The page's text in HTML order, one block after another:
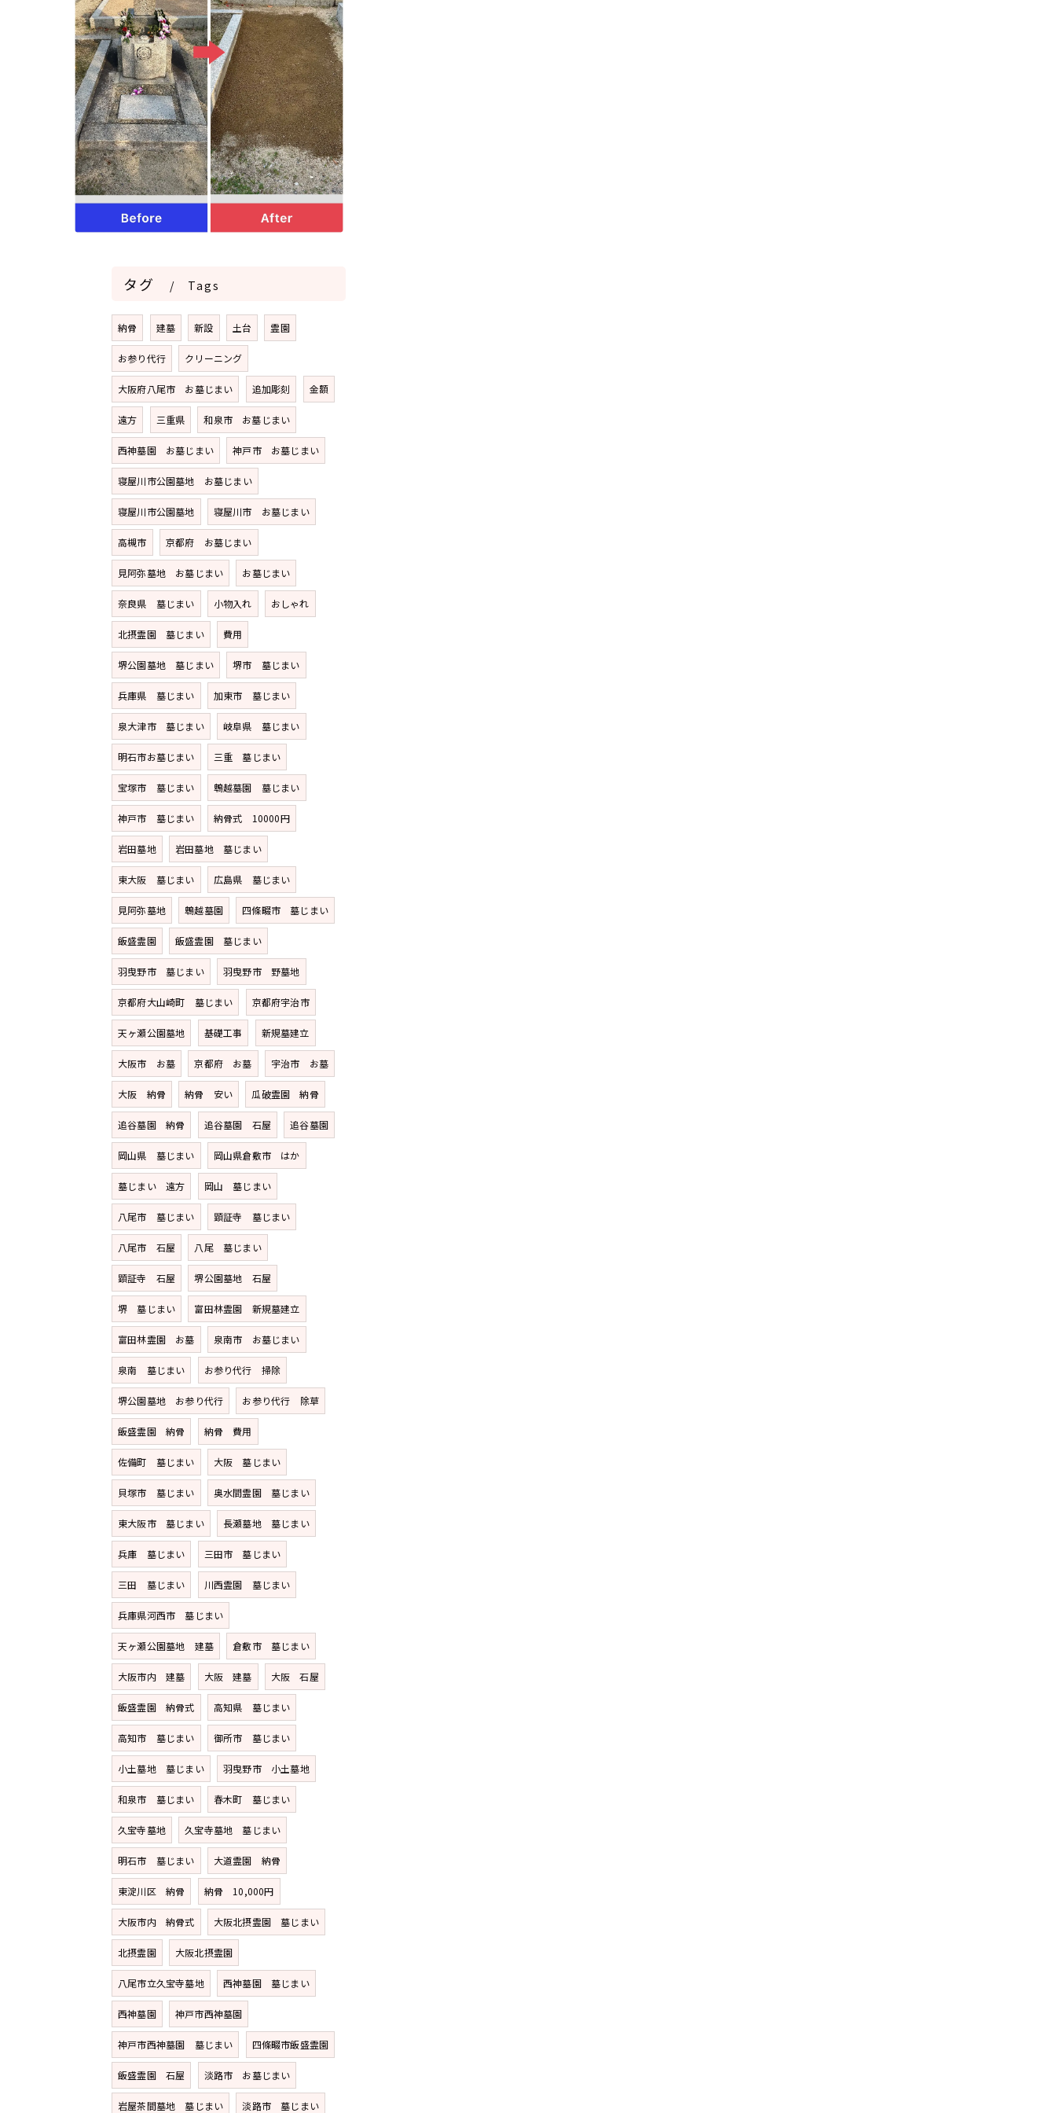
タグ Tags
納骨 建墓 新設 土台 霊園
お参り代行 クリーニング
大阪府八尾市 お墓じまい 追加彫刻 金額
遠方 三重県 和泉市 お墓じまい
西神墓園 お墓じまい 神戸市 お墓じまい
寝屋川市公園墓地 お墓じまい
寝屋川市公園墓地 寝屋川市 お墓じまい
高槻市 京都府 お墓じまい
見阿弥墓地 お墓じまい お墓じまい
奈良県 墓じまい 小物入れ おしゃれ
北摂霊園 墓じまい 費用
堺公園墓地 墓じまい 堺市 墓じまい
兵庫県 墓じまい 加東市 墓じまい
泉大津市 墓じまい 岐阜県 墓じまい
明石市お墓じまい 三重 墓じまい
宝塚市 墓じまい 鵯越墓園 墓じまい
神戸市 墓じまい 納骨式 10000円
岩田墓地 岩田墓地 墓じまい
東大阪 墓じまい 広島県 墓じまい
見阿弥墓地 鵯越墓園 四條畷市 墓じまい
飯盛霊園 飯盛霊園 墓じまい
羽曳野市 墓じまい 羽曳野市 野墓地
京都府大山崎町 墓じまい 京都府宇治市
天ヶ瀬公園墓地 基礎工事 新規墓建立
大阪市 お墓 京都府 お墓 宇治市 お墓
大阪 納骨 納骨 安い 瓜破霊園 納骨
追谷墓園 納骨 追谷墓園 石屋 追谷墓園
岡山県 墓じまい 岡山県倉敷市 はか
墓じまい 遠方 岡山 墓じまい
八尾市 墓じまい 顕証寺 墓じまい
八尾市 石屋 八尾 墓じまい
顕証寺 石屋 堺公園墓地 石屋
堺 墓じまい 富田林霊園 新規墓建立
富田林霊園 お墓 泉南市 お墓じまい
泉南 墓じまい お参り代行 掃除
堺公園墓地 お参り代行 お参り代行 除草
飯盛霊園 納骨 納骨 費用
佐備町 墓じまい 大阪 墓じまい
貝塚市 墓じまい 奥水間霊園 墓じまい
東大阪市 墓じまい 長瀬墓地 墓じまい
兵庫 墓じまい 三田市 墓じまい
三田 墓じまい 川西霊園 墓じまい
兵庫県河西市 墓じまい
天ヶ瀬公園墓地 建墓 倉敷市 墓じまい
大阪市内 建墓 大阪 建墓 大阪 石屋
飯盛霊園 納骨式 高知県 墓じまい
高知市 墓じまい 御所市 墓じまい
小土墓地 墓じまい 羽曳野市 小土墓地
和泉市 墓じまい 春木町 墓じまい
久宝寺墓地 久宝寺墓地 墓じまい
明石市 墓じまい 大道霊園 納骨
東淀川区 納骨 納骨 10,000円
大阪市内 納骨式 大阪北摂霊園 墓じまい
北摂霊園 大阪北摂霊園
八尾市立久宝寺墓地 西神墓園 墓じまい
西神墓園 神戸市西神墓園
神戸市西神墓園 墓じまい 四條畷市飯盛霊園
飯盛霊園 石屋 淡路市 お墓じまい
岩屋茶間墓地 墓じまい 淡路市 墓じまい